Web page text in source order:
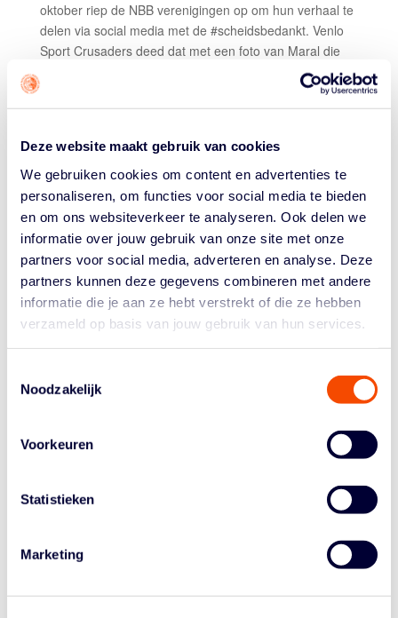
Deze website maakt gebruik van cookies
We gebruiken cookies om content en advertenties te
personaliseren, om functies voor social media te bieden
en om ons websiteverkeer te analyseren. Ook delen we
informatie over jouw gebruik van onze site met onze
partners voor social media, adverteren en analyse. Deze
partners kunnen deze gegevens combineren met andere
informatie die je aan ze hebt verstrekt of die ze hebben
verzameld op basis van jouw gebruik van hun services.
Noodzakelijk
Voorkeuren
Statistieken
Marketing
oktober riep de NBB verenigingen op om hun verhaal te
delen via social media met de #scheidsbedankt. Venlo
Sport Crusaders deed dat met een foto van Maral die
tijdens de Week van de scheidsrechter haar examen
van de BS2 opleiding had afgerond met een voldoende.
Maral ontving toen een scheidsrechtersshirt, een bidon
beginnende scheidsrechters.
Venlo Sport Crusaders organiseert onder leiding van
Petra Valkenberg een BS2 opleiding voor 23 nieuwe,
jonge, enthousiaste scheidsrechters. Onder haar leiding
hebben inmiddels vijf scheidsrechters het BS2 diploma
behaald. De overige scheidsrechters ronden
gedurende dit seizoen de opleiding af. Alle
scheidsrechters in opleiding kregen vrijdag een
bidon van PEAK, official supplier van het arbitragekorps
van de NBB.
Venlo Sport Crusaders laat zien dat het voor een
vereniging met weinig teams mogelijk is om voldoende
aandacht en zorg is het de club gelukt om het
scheidsrechtersbestand te vergroten én het plezier in
aantal scheidsrechters van Venlo Sport Crusaders heeft